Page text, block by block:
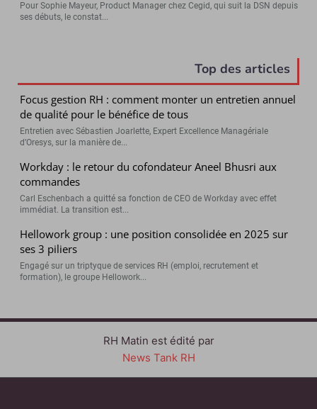
Pour Sophie Mayeur, Product Manager chez Cegid, qui suit la DSN depuis
ses débuts, le constat...
Top des articles
Focus gestion RH : comment monter un entretien annuel
de qualité pour le bénéfice de tous
Entretien avec Sébastien Joarlette, Expert Excellence Managériale
d’Oresys, sur la manière de...
Workday : le retour du cofondateur Aneel Bhusri aux
commandes
Carl Eschenbach a quitté sa fonction de CEO de Workday avec effet
immédiat. La transition est...
Hellowork group : une position consolidée en 2025 sur
ses 3 piliers
Engagé sur un triptyque de services RH (emploi, recrutement et
formation), le groupe Hellowork...
RH Matin est édité par
News Tank RH